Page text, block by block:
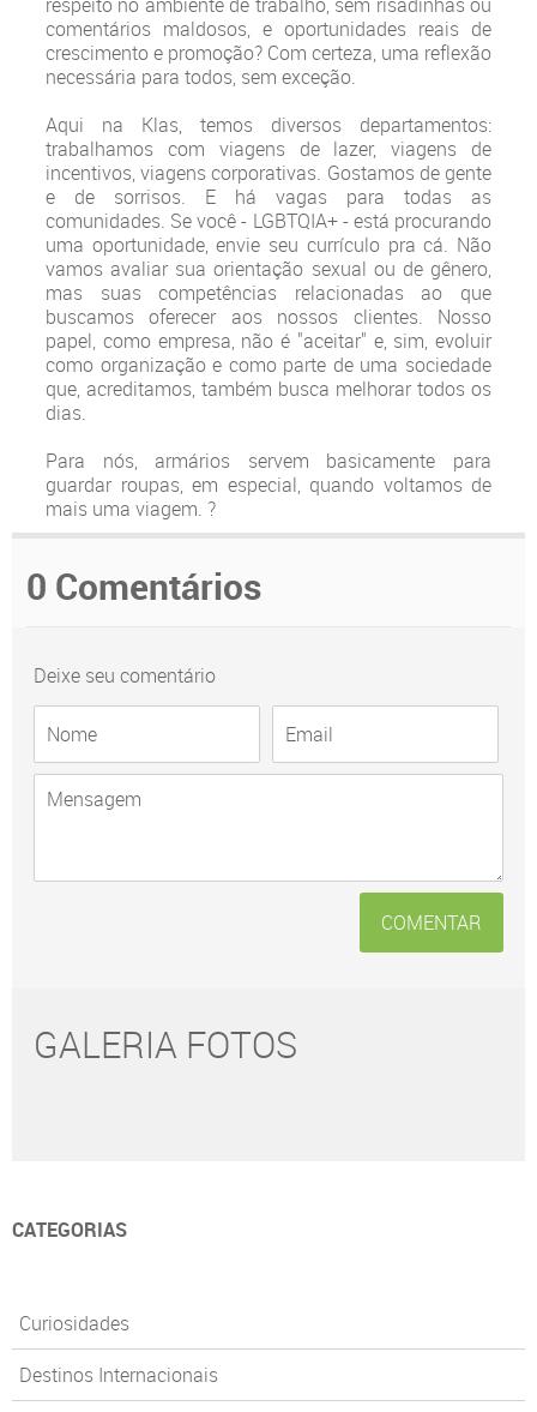
comentários maldosos, e oportunidades reais de
crescimento e promoção? Com certeza, uma reflexão
necessária para todos, sem exceção.
Aqui na Klas, temos diversos departamentos:
trabalhamos com viagens de lazer, viagens de
incentivos, viagens corporativas. Gostamos de gente
e de sorrisos. E há vagas para todas as
comunidades. Se você - LGBTQIA+ - está procurando
uma oportunidade, envie seu currículo pra cá. Não
vamos avaliar sua orientação sexual ou de gênero,
mas suas competências relacionadas ao que
buscamos oferecer aos nossos clientes. Nosso
papel, como empresa, não é "aceitar" e, sim, evoluir
como organização e como parte de uma sociedade
que, acreditamos, também busca melhorar todos os
dias.
Para nós, armários servem basicamente para
guardar roupas, em especial, quando voltamos de
mais uma viagem. ?
0 Comentários
Deixe seu comentário
COMENTAR
GALERIA FOTOS
CATEGORIAS
Curiosidades
Destinos Internacionais